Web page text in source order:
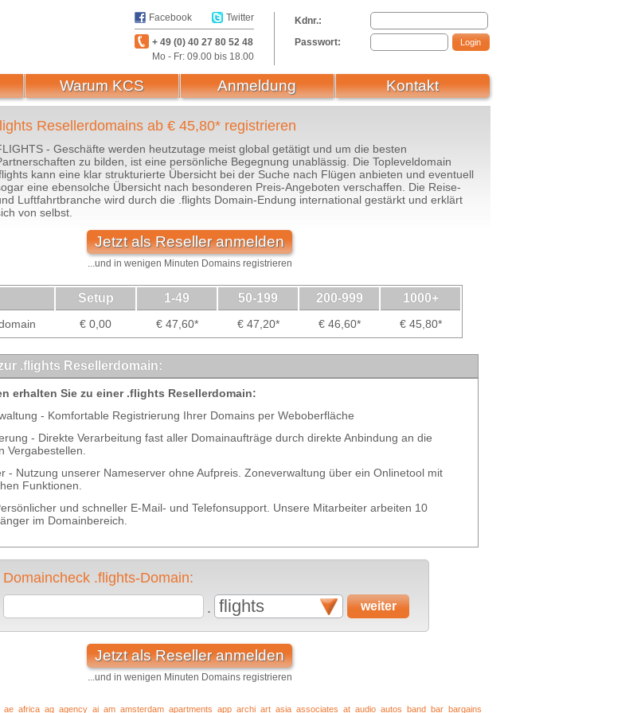
Facebook Twitter
+ 49 (0) 40 27 80 52 48
Mo - Fr: 09.00 bis 18.00
Kdnr.:
Passwort:
Resellerdomains ab € 45,80* registrieren
- Geschäfte werden heutzutage meist global getätigt und um die besten
zu bilden, ist eine persönliche Begegnung unablässig. Die Topleveldomain
kann eine klar strukturierte Übersicht bei der Suche nach Flügen anbieten und eventuell
eine ebensolche Übersicht nach besonderen Preis-Angeboten verschaffen. Die Reise-
Luftfahrtbranche wird durch die .flights Domain-Endung international gestärkt und erklärt
von selbst.
Jetzt als Reseller anmelden
...und in wenigen Minuten Domains registrieren
Setup 1-49 50-199 200-999 1000+
€ 0,00 € 47,60* € 47,20* € 46,60* € 45,80*
.flights Resellerdomain:
erhalten Sie zu einer .flights Resellerdomain:
- Komfortable Registrierung Ihrer Domains per Weboberfläche
- Direkte Verarbeitung fast aller Domainaufträge durch direkte Anbindung an die
Vergabestellen.
- Nutzung unserer Nameserver ohne Aufpreis. Zoneverwaltung über ein Onlinetool mit
Funktionen.
und schneller E-Mail- und Telefonsupport. Unsere Mitarbeiter arbeiten 10
im Domainbereich.
Domaincheck .flights-Domain:
. flights
Jetzt als Reseller anmelden
...und in wenigen Minuten Domains registrieren
ae africa ag agency ai am amsterdam apartments app archi art asia associates at audio autos band bar bargains
Warum KCS Anmeldung Kontakt